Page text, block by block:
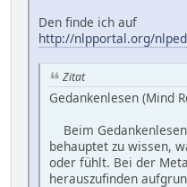
Den finde ich auf
http://nlpportal.org/
Zitat
Gedankenlesen (Mind
Beim
behauptet zu wissen,
oder fühlt. Bei der
herauszufinden